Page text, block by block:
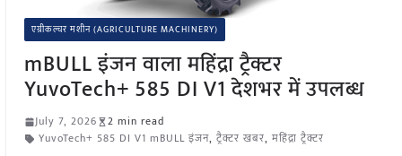
एग्रीकल्चर मशीन (AGRICULTURE MACHINERY)
mBULL इंजन वाला महिंद्रा ट्रैक्टर
YuvoTech+ 585 DI V1 देशभर में उपलब्ध
July 7, 2026
2 min read
YuvoTech+ 585 DI V1 mBULL इंजन, ट्रैक्टर खबर, महिंद्रा ट्रैक्टर